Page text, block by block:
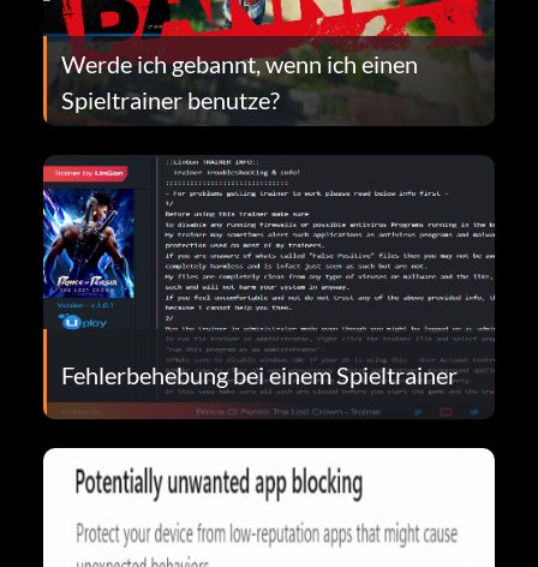
Werde ich gebannt, wenn ich einen
Spieltrainer benutze?
Fehlerbehebung bei einem Spieltrainer